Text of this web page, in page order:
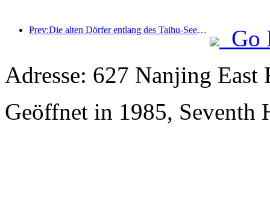
Prev:Die alten Dörfer entlang des Taihu-Sees in Huzhou in der Provinz Zhejiang haben mit der Renovierung und Modernisierung begonnen. Die Investition beträgt fast eine Milliarde Yuan.
Go
Adresse: 627 Nanjing
Geöffnet in 1985, Seventh